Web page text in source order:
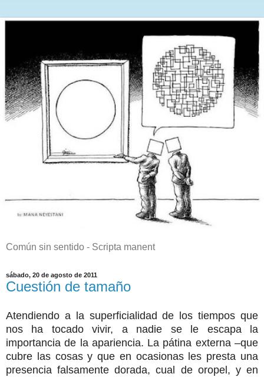
Común sin sentido - Scripta manent
sábado, 20 de agosto de 2011
Cuestión de tamaño
Atendiendo a la superficialidad de los tiempos que
nos ha tocado vivir, a nadie se le escapa la
importancia de la apariencia. La pátina externa –que
cubre las cosas y que en ocasionas les presta una
presencia falsamente dorada, cual de oropel, y en